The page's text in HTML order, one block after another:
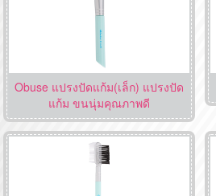
Obuse แปรงปัดแก้ม(เล็ก) แปรงปัด
แก้ม ขนนุ่มคุณภาพดี